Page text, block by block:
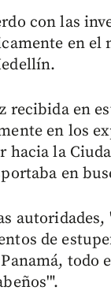
con las
en el
recibida en
en los
hacia la
en
de
todo